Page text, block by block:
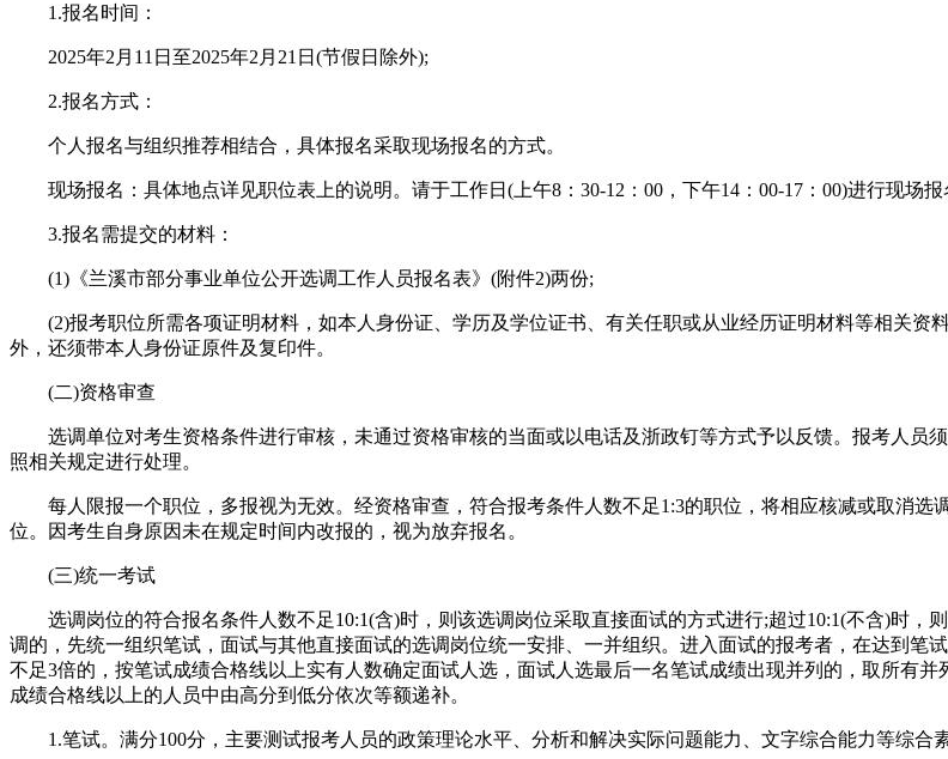
1.报名时间：
2025年2月11日至2025年2月21日(节假日除外);
2.报名方式：
个人报名与组织推荐相结合，具体报名采取现场报名的方式。
现场报名：具体地点详见职位表上的说明。请于工作日(上午8：30-12：00，下午14：00-17：00)进行现场报
3.报名需提交的材料：
(1)《兰溪市部分事业单位公开选调工作人员报名表》(附件2)两份;
(2)报考职位所需各项证明材料，如本人身份证、学历及学位证书、有关任职或从业经历证明材料等相关
外，还须带本人身份证原件及复印件。
(二)资格审查
选调单位对考生资格条件进行审核，未通过资格审核的当面或以电话及浙政钉等方式予以反馈。报考人
照相关规定进行处理。
每人限报一个职位，多报视为无效。经资格审查，符合报考条件人数不足1:3的职位，将相应核减或取消
位。因考生自身原因未在规定时间内改报的，视为放弃报名。
(三)统一考试
选调岗位的符合报名条件人数不足10:1(含)时，则该选调岗位采取直接面试的方式进行;超过10:1(不含)时
调的，先统一组织笔试，面试与其他直接面试的选调岗位统一安排、一并组织。进入面试的报考者，在达到笔
不足3倍的，按笔试成绩合格线以上实有人数确定面试人选，面试人选最后一名笔试成绩出现并列的，取所有
成绩合格线以上的人员中由高分到低分依次等额递补。
1.笔试。满分100分，主要测试报考人员的政策理论水平、分析和解决实际问题能力、文字综合能力等综合